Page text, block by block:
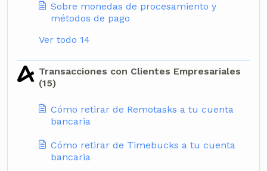
Sobre monedas de procesamiento y
métodos de pago
Ver todo 14
Transacciones con Clientes Empresariales
(15)
Cómo retirar de Remotasks a tu cuenta
bancaria
Cómo retirar de Timebucks a tu cuenta
bancaria